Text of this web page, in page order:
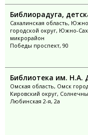
Библиорадуга,
Сахалинская область,
городской округ, Южно-
микрорайон
Победы проспект, 90
Библиотека им. Н.А.
Омская область, Омск
Кировский округ,
Любинская 2-я, 2а